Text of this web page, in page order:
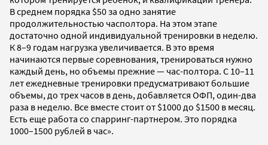
В среднем порядка $50 за одно занятие
продолжительностью часполтора. На этом этапе
достаточно одной индивидуальной тренировки в неделю.
К 8–9 годам нагрузка увеличивается. В это время
начинаются первые соревнования, тренироваться нужно
каждый день, но объемы прежние — час-полтора. С 10–11
лет ежедневные тренировки предусматривают большие
объемы, до трех часов в день, добавляется ОФП, один-два
раза в неделю. Все вместе стоит от $1000 до $1500 в месяц.
Есть еще работа со спарринг-партнером. Это порядка
1000–1500 рублей в час».